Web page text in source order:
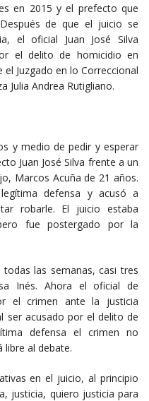
en 2015 y el prefecto que
de que el juicio se
el oficial Juan José Silva
el delito de homicidio en
Juzgado en lo Correccional
Julia Andrea Rutigliano.
y medio de pedir y esperar
Juan José Silva frente a un
Marcos Acuña de 21 años.
defensa y acusó a
robarle. El juicio estaba
fue postergado por la
las semanas, casi tres
Inés. Ahora el oficial de
el crimen ante la justicia
ser acusado por el delito de
defensa el crimen no
libre al debate.
en el juicio, al principio
justicia, quiero justicia para